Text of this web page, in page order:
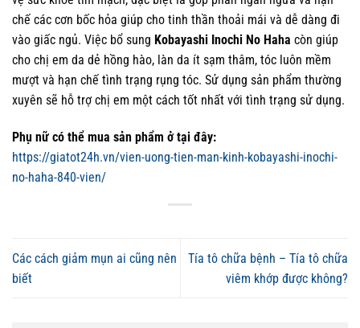
chế các cơn bốc hỏa giúp cho tinh thần thoải mái và dễ dàng đi
vào giấc ngủ. Việc bổ sung Kobayashi Inochi No Haha còn giúp
cho chị em da dẻ hồng hào, làn da ít sạm thâm, tóc luôn mềm
mượt và hạn chế tình trạng rụng tóc. Sử dụng sản phẩm thường
xuyên sẽ hỗ trợ chị em một cách tốt nhất với tình trạng sử dụng.
Phụ nữ có thể mua sản phẩm ở tại đây:
https://giatot24h.vn/vien-uong-tien-man-kinh-kobayashi-inochi-
no-haha-840-vien/
Các cách giảm mụn ai cũng nên
biết
Tía tô chữa bệnh – Tía tô chữa
viêm khớp được không?